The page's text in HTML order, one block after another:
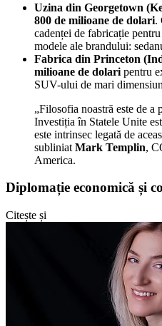
Uzina din Georgetown
800 de milioane de dolari.
cadenței de fabricație
modele ale brandului:
Fabrica din Princeton
milioane de dolari pentru
SUV-ului de mari
„Filosofia noastră este de a
Investiția în Statele Unite
este intrinsec legată de
subliniat Mark Templin,
America.
Diplomație economică și
Citește și